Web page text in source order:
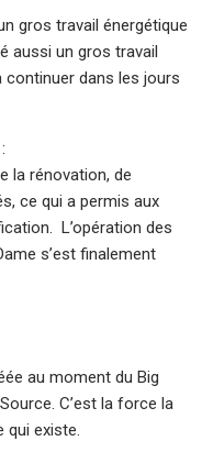
gros travail énergétique
aussi un gros travail
dans les jours
la rénovation, de
ce qui a permis aux
L’opération des
s’est finalement
au moment du Big
C’est la force la
qui existe.